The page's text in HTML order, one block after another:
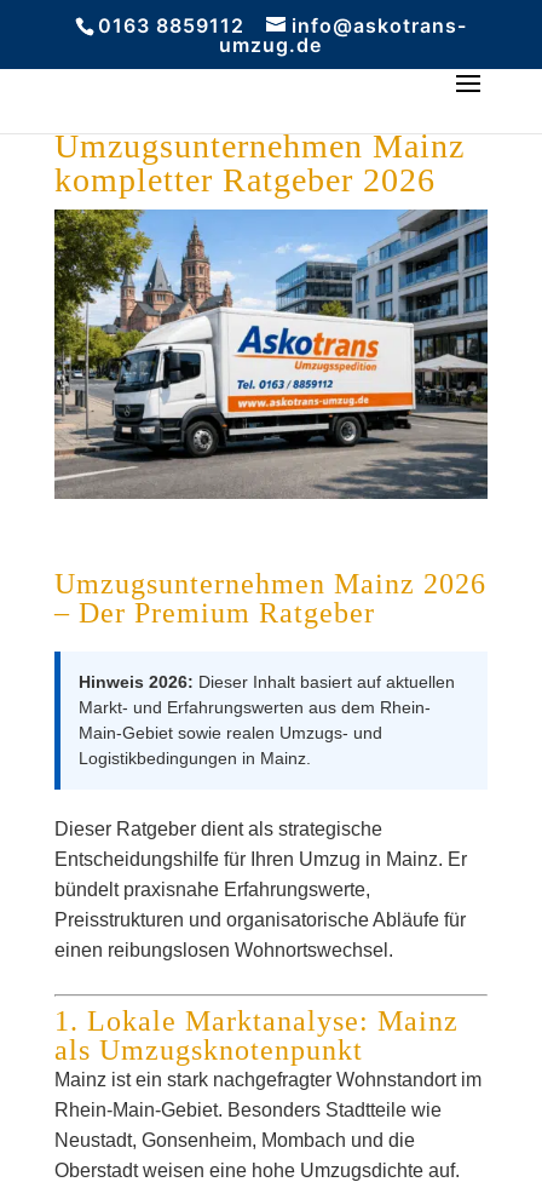
0163 8859112
info@askotrans-
umzug.de
Umzugsunternehmen Mainz
kompletter Ratgeber 2026
Umzugsunternehmen Mainz 2026
– Der Premium Ratgeber
Hinweis 2026: Dieser Inhalt basiert auf aktuellen
Markt- und Erfahrungswerten aus dem Rhein-
Main-Gebiet sowie realen Umzugs- und
Logistikbedingungen in Mainz.
Dieser Ratgeber dient als strategische
Entscheidungshilfe für Ihren Umzug in Mainz. Er
bündelt praxisnahe Erfahrungswerte,
Preisstrukturen und organisatorische Abläufe für
einen reibungslosen Wohnortswechsel.
1. Lokale Marktanalyse: Mainz
als Umzugsknotenpunkt
Mainz ist ein stark nachgefragter Wohnstandort im
Rhein-Main-Gebiet. Besonders Stadtteile wie
Neustadt, Gonsenheim, Mombach und die
Oberstadt weisen eine hohe Umzugsdichte auf.